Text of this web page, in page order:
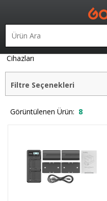
Batarya ve Şarj Cihazları
Cihazları
Filtre Seçenekleri
Görüntülenen Ürün: 8